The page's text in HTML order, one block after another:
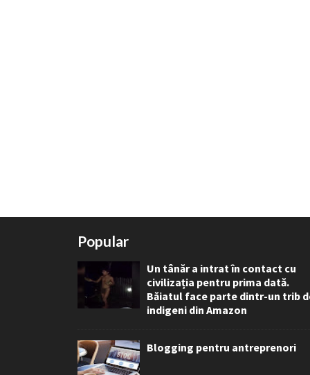
Popular
Un tânăr a intrat în contact cu
civilizația pentru prima dată.
Băiatul face parte dintr-un trib
indigeni din Amazon
Blogging pentru antreprenori